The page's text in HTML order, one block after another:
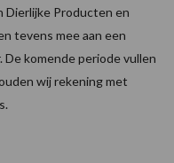
Dierlijke Producten en
tevens mee aan een
komende periode vullen
wij rekening met